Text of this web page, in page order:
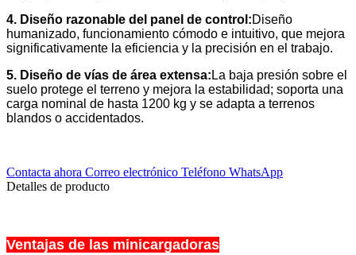
4. Diseño razonable del panel de control:Diseño
humanizado, funcionamiento cómodo e intuitivo, que mejora
significativamente la eficiencia y la precisión en el trabajo.
5. Diseño de vías de área extensa: La baja presión sobre el
suelo protege el terreno y mejora la estabilidad; soporta una
carga nominal de hasta 1200 kg y se adapta a terrenos
blandos o accidentados.
Contacta ahora Correo electrónico Teléfono WhatsApp
Detalles de producto
Ventajas de las minicargadoras